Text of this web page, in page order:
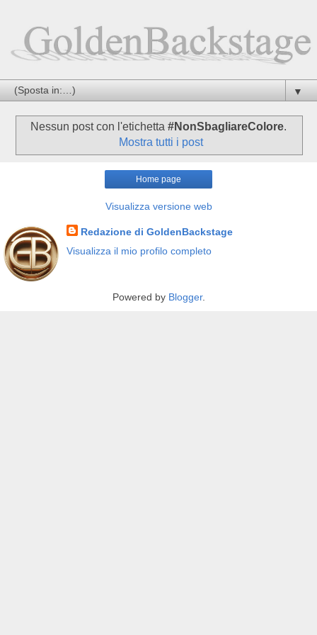
▼
Nessun post con l'etichetta #NonSbagliareColore.
Mostra tutti i post
Home page
Visualizza versione web
Redazione di GoldenBackstage
Visualizza il mio profilo completo
Powered by Blogger.